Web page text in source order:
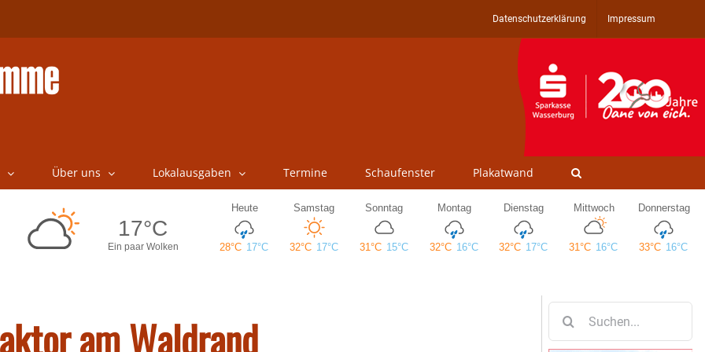
Datenschutzerklärung Impressum
Über uns Lokalausgaben Termine Schaufenster Plakatwand
am Waldrand
nach: